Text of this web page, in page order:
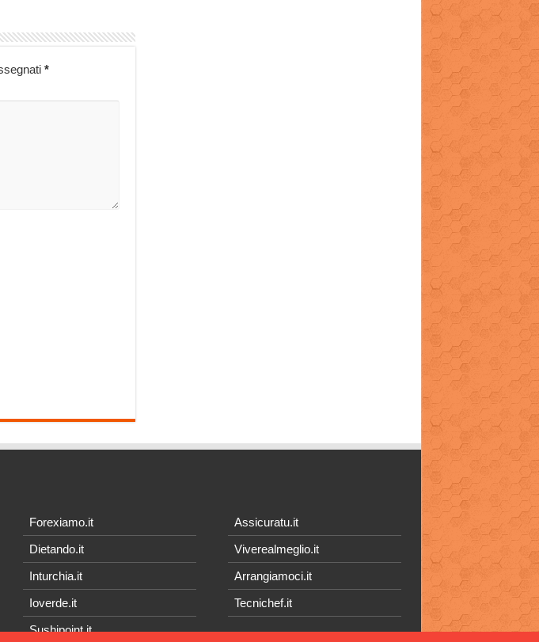
*
Forexiamo.it
Dietando.it
Inturchia.it
Ioverde.it
Sushipoint.it
Assicuratu.it
Viverealmeglio.it
Arrangiamoci.it
Tecnichef.it